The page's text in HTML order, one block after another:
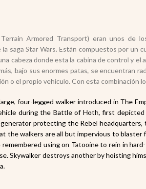
Armored Transport) eran unos de
la saga Star Wars. Están compuestos por
cabeza donde esta la cabina de control y
bajo sus enormes patas, se encuentran
o el propio vehículo. Con esta combinación
four-legged walker introduced in The
during the Battle of Hoth, first depicted
protecting the Rebel headquarters,
the walkers are all but impervious to
using on Tatooine to rein in
Skywalker destroys another by hoisting